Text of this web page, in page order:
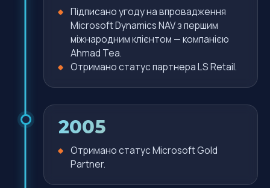
Підписано угоду на впровадження
Microsoft Dynamics NAV з першим
міжнародним клієнтом — компанією
Ahmad Tea.
Отримано статус партнера LS Retail.
2005
Отримано статус Microsoft Gold
Partner.